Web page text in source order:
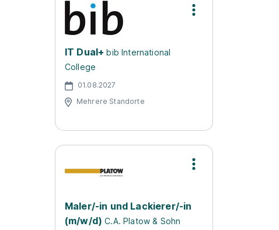
IT Dual+ bib International
College
01.08.2027
Mehrere Standorte
Maler/-in und Lackierer/-in
(m/w/d) C.A. Platow & Sohn